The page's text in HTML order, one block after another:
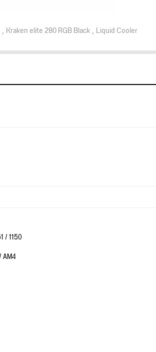
Kraken elite 280 RGB Black Liquid Cooler
/ 1150
AM4